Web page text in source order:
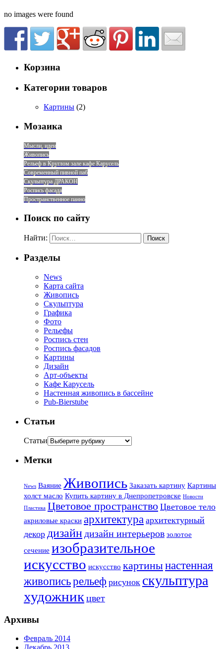
no images were found
Корзина
Категории товаров
Картины (2)
Мозаика
Мысли, идеи
Живопись
Рельеф в Круглом зале кафе Карусель
Современный пивной паб
Скульптура ДРАКОН
Роспись фасада
Пространственное панно
Поиск по сайту
Найти:
Разделы
News
Карта сайта
Живопись
Скульптура
Графика
Фото
Рельефы
Роспись стен
Роспись фасадов
Картины
Дизайн
Арт-объекты
Кафе Карусель
Настенная живопись в бассейне
Pub-Bierstube
Статьи
Статьи
Метки
News Ваяние Живопись Заказать картину Картины
холст масло Купить картину в Днепропетровске Новости
Пластика Цветовое пространство Цветовое тело
акриловые краски архитектура архитектурный
декор дизайн дизайн интерьеров золотое
сечение изобразительное
искусство искусство картинынастенная
живописьрельеф рисунок скульптура
художникцвет
Архивы
Февраль 2014